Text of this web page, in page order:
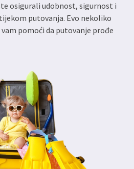
osigurali udobnost, sigurnost i
putovanja. Evo nekoliko
pomoći da putovanje prođe